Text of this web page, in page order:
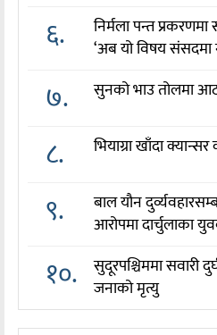
६.
निर्मला पन्त प्रकरणमा
‘अब यो विषय
७. सुनको भाउ तोलमा
८. भियाग्रा खाँदा
९.
बाल यौन
आरोपमा दार्चुलाका
१०.
सुदूरपश्चिममा सवारी
जनाको मृत्यु